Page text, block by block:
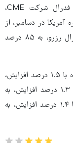
بر اساس گزارش رویترز، طبق ابزار دیده‌بان فدرال شرکت CME،
آمریکا در دسامبر، از
حدود ۶۱ درصد پیش از نشست سیاست پولی فدرال رزرو، به ۸۵ درصد
در بازار سایر فلزات ارزشمند، بهای هر اونس نقره با ۱.۵ درصد افزایش،
به ۶۹ دلار و ۳ سنت رسید. هر اونس پلاتین با ۱.۳ درصد افزایش، به
۱۷۵۹ دلار و۷۷ سنت رسید. هر اونس پالادیوم با ۱.۴ درصد افزایش، به